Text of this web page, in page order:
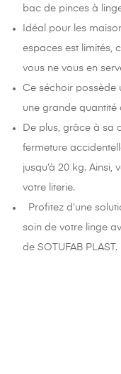
bac de pinces à
Idéal pour les
espaces est limités,
vous ne vous en
Ce séchoir possède
une grande quantité
De plus, grâce à sa
fermeture
jusqu’à 20 kg.
votre literie.
Profitez d’une
soin de votre linge
de SOTUFAB PLAST.